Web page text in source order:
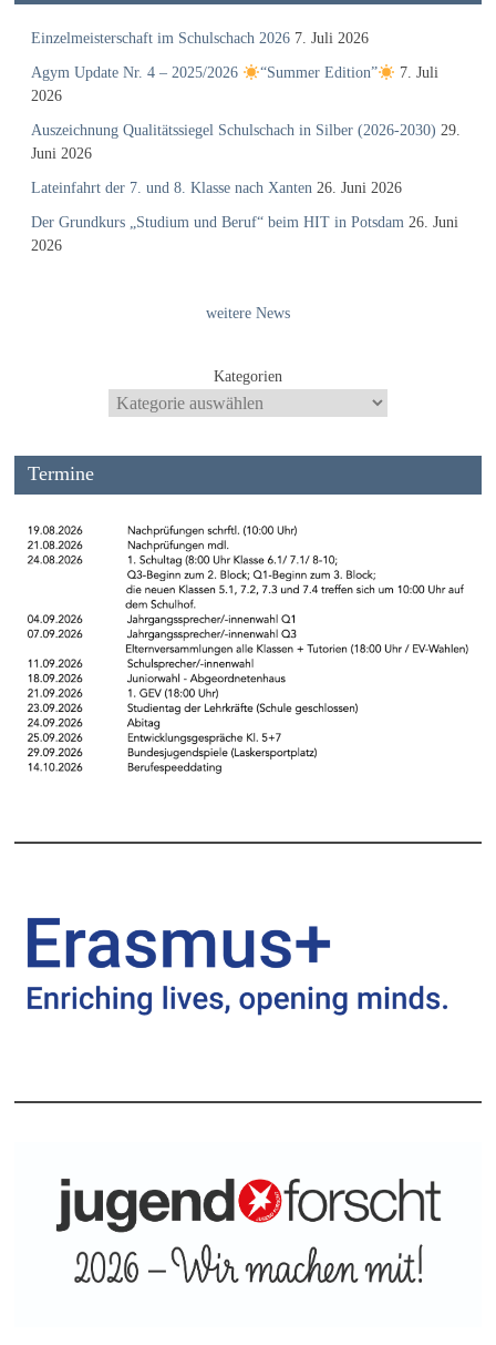
Einzelmeisterschaft im Schulschach 2026 7. Juli 2026
Agym Update Nr. 4 – 2025/2026 “Summer Edition”
7. Juli
2026
Auszeichnung Qualitätssiegel Schulschach in Silber (2026-2030) 29.
Juni 2026
Lateinfahrt der 7. und 8. Klasse nach Xanten 26. Juni 2026
Der Grundkurs „Studium und Beruf“ beim HIT in Potsdam 26. Juni
2026
weitere News
Kategorien
Termine